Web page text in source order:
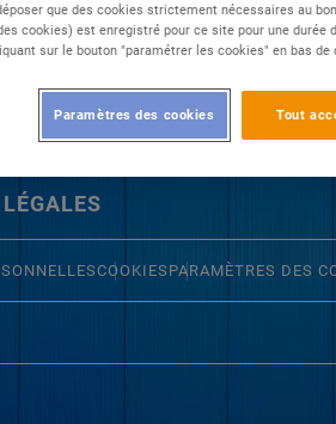
COOKIES PARAMÈTRES DES
que des cookies strictement nécessaires au
cookies) est enregistré pour ce site pour une durée
sur le bouton "paramétrer les cookies" en bas de
Tout
Paramètres des cookies